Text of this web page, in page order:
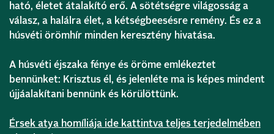
ható, életet átalakító erő. A sötétségre világosság a
válasz, a halálra élet, a kétségbeesésre remény. És ez a
húsvéti örömhír minden keresztény hivatása.
A húsvéti éjszaka fénye és öröme emlékeztet
bennünket: Krisztus él, és jelenléte ma is képes mindent
újjáalakítani bennünk és körülöttünk.
Érsek atya homíliája ide kattintva teljes terjedelmében